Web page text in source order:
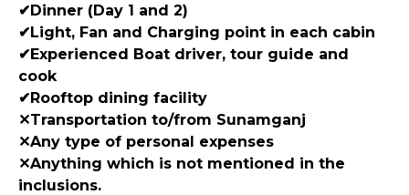
✔Dinner (Day 1 and 2)
✔Light, Fan and Charging point in each cabin
✔Experienced Boat driver, tour guide and
cook
✔Rooftop dining facility
✕Transportation to/from Sunamganj
✕Any type of personal expenses
✕Anything which is not mentioned in the
inclusions.